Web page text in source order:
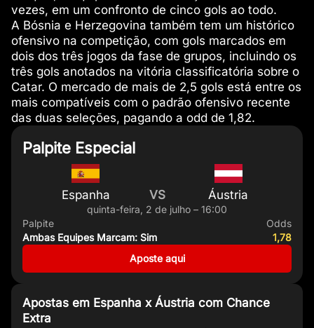
vezes, em um confronto de cinco gols ao todo.
A Bósnia e Herzegovina também tem um histórico
ofensivo na competição, com gols marcados em
dois dos três jogos da fase de grupos, incluindo os
três gols anotados na vitória classificatória sobre o
Catar. O mercado de mais de 2,5 gols está entre os
mais compatíveis com o padrão ofensivo recente
das duas seleções, pagando a odd de 1,82.
Palpite Especial
Espanha VS Áustria
quinta-feira, 2 de julho – 16:00
Palpite
Ambas Equipes Marcam: Sim
Odds
1,78
Aposte aqui
Apostas em Espanha x Áustria com Chance
Extra